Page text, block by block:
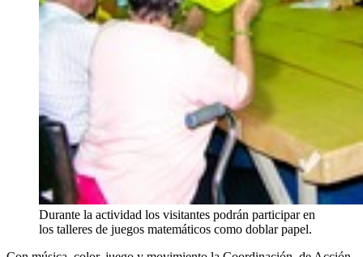
Durante la actividad los visitantes podrán participar en
los talleres de juegos matemáticos como doblar papel.